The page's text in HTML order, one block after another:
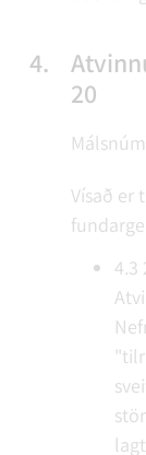
4.
20
Vísað er
4.3